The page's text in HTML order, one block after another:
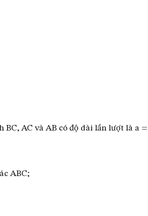
BC, AC và AB có độ dài lần lượt là a =
ABC;